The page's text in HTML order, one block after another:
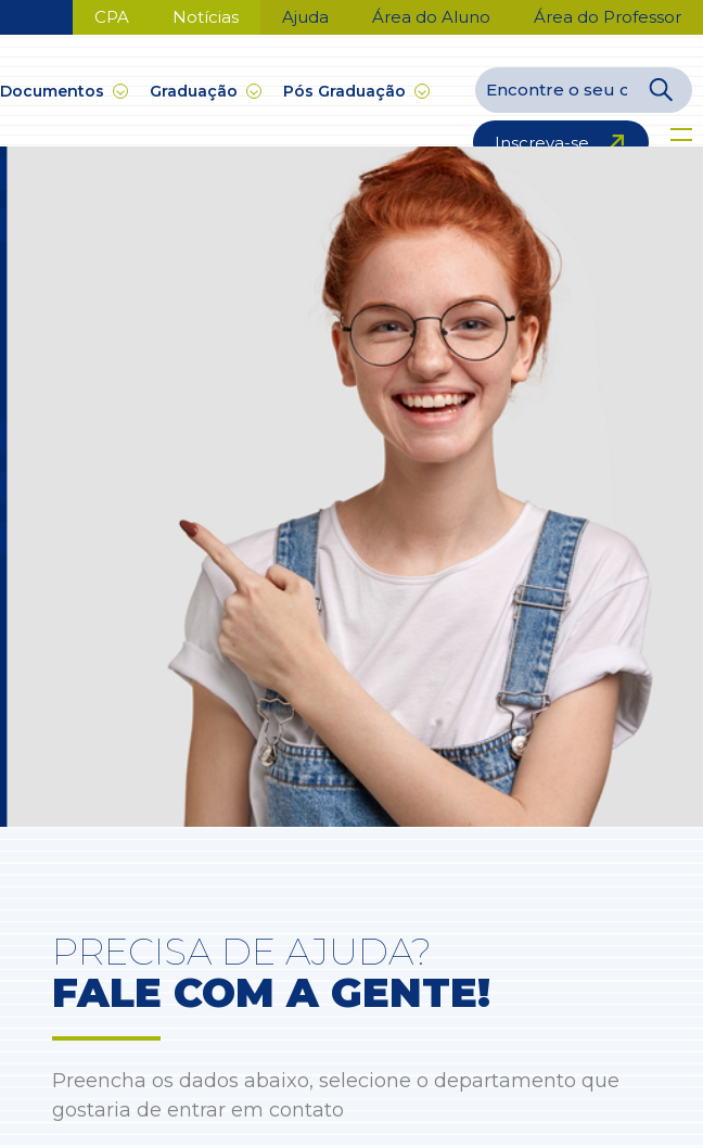
CPA Notícias Ajuda Área do Aluno Área do Professor
Documentos Graduação Pós Graduação
Inscreva-se
PRECISA DE AJUDA?
FALE COM A GENTE!
Preencha os dados abaixo, selecione o departamento que
gostaria de entrar em contato